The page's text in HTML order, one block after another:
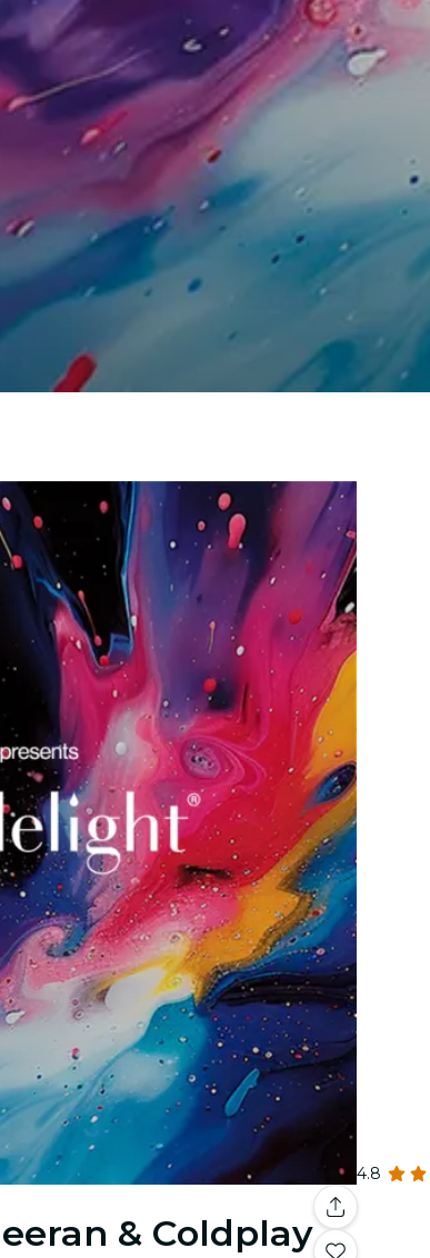
4.8
& Coldplay